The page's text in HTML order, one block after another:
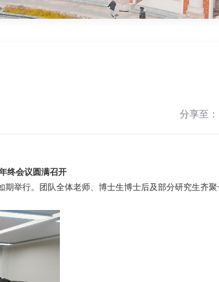
分享至：
终会议圆满召开
期举行。团队全体老师、博士生博士后及部分研究生齐聚